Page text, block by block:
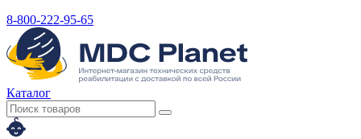
8-800-222-95-65
Каталог